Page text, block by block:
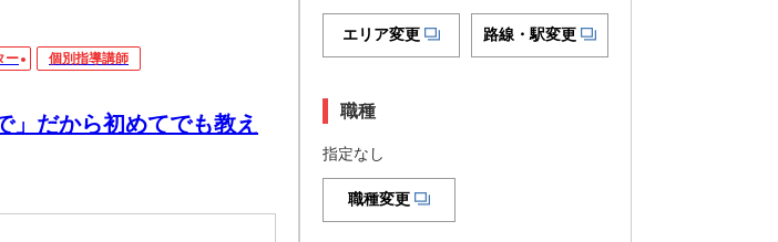
ー 個別指導講師
だから初めてでも教え
エリア変更 路線・駅変更
職種
指定なし
職種変更